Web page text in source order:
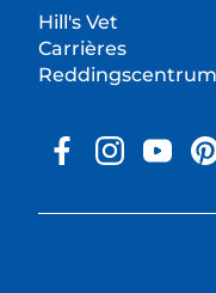
Hill's Vet
Carrières